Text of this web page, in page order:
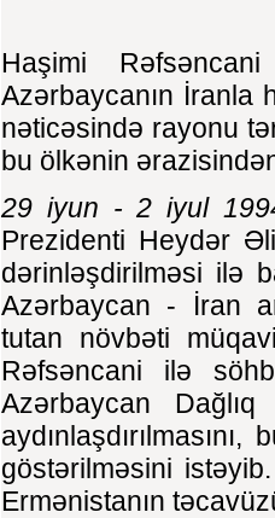
Haşimi
Azərbaycanın İranla
nəticəsində rayonu
bu ölkənin
29 iyun - 2 iyul
Prezidenti Heydər
dərinləşdirilməsi ilə
Azərbaycan - İran
tutan növbəti
Rəfsəncani ilə
Azərbaycan
göstərilməsini
Ermənistanın